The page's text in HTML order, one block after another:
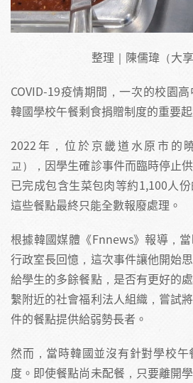
整理｜陳儒瑋（大
COVID-19疫情期間，一次的校園
韓國學校午餐剩食捐贈制度的重要起
2022年，位於京畿道水原市的
교），因學生確診事件而臨時停止
已完成包含生菜包肉等約1,100人
這些餐點最終只能全數報廢處理。
根據韓國媒體《Fnnews》報導，
行政室長回憶，這次事件讓他開始
給學生的多餘餐點，是否有更好的
繫附近的社會福利法人組織，嘗試
件的餐點提供給弱勢長者。
然而，當時韓國並沒有針對學校
度。即使餐點尚未配餐，只要離開